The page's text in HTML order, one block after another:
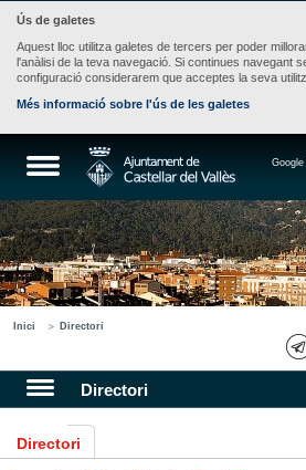
Ús de galetes
Aquest lloc utilitza galetes de tercers per poder
l'anàlisi de la teva navegació. Si continues navegant
configuració considerarem que acceptes la seva
Més informació sobre l'ús de les galetes
Inici Directori
Directori
Directori